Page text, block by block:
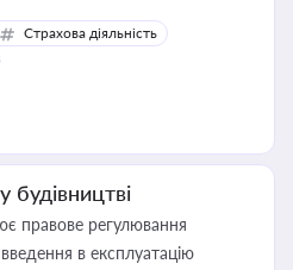
Страхова діяльність
будівництві
правове регулювання
в експлуатацію